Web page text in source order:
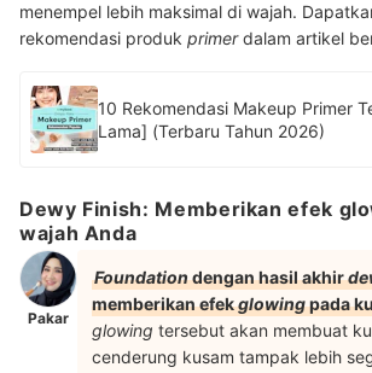
menempel lebih maksimal di wajah.
rekomendasi produk primerdalam artikel
10 Rekomendasi Makeup Primer Terbaik
Lama] (Terbaru Tahun 2026)
Dewy Finish: Memberikan efek
wajah Anda
Pakar
Foundationdengan hasil akhir
memberikan efekglowingpada
glowing tersebut akan membuat
cenderung kusam tampak lebih